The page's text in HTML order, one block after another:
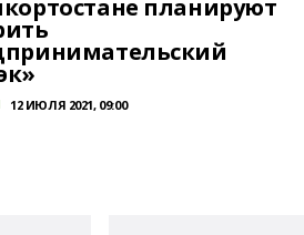
планируют
12 ИЮЛЯ 2021, 09:00